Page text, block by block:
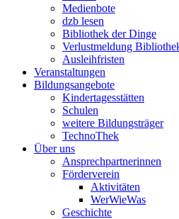
Medienbote
dzb lesen
Bibliothek der Dinge
Verlustmeldung
Ausleihfristen
Veranstaltungen
Bildungsangebote
Kindertagesstätten
Schulen
weitere Bildungsträger
TechnoThek
Über uns
Ansprechpartnerinnen
Förderverein
Aktivitäten
WerWieWas
Geschichte